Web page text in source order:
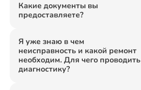
Какие документы вы
предоставляете?
Я уже знаю в чем
неисправность и какой ремонт
необходим. Для чего проводить
диагностику?